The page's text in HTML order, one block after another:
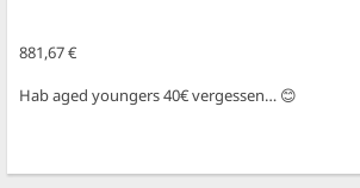
881,67 €
Hab aged youngers 40€ vergessen… 😊